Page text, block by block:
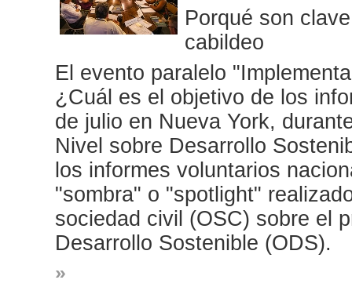
Porqué son
cabildeo
El evento paralelo
¿Cuál es el objetivo de los
de julio en Nueva York,
Nivel sobre Desarrollo
los informes voluntarios
"sombra" o "spotlight"
sociedad civil (OSC) sobre el
Desarrollo Sostenible (ODS).
»